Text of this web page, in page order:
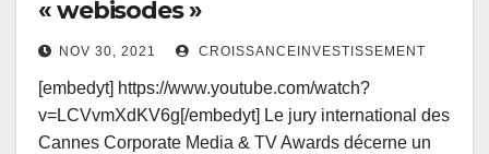
« webisodes »
NOV 30, 2021 CROISSANCEINVESTISSEMENT
[embedyt] https://www.youtube.com/watch?
v=LCVvmXdKV6g[/embedyt] Le jury international des
Cannes Corporate Media & TV Awards décerne un